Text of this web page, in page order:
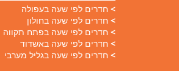
חדרים לפי שעה בעפולה
חדרים לפי שעה בחולון
חדרים לפי שעה בפתח תקווה
חדרים לפי שעה באשדוד
חדרים לפי שעה בגליל מערבי